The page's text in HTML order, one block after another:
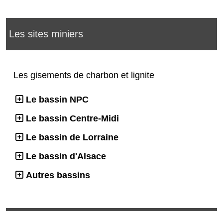
Les sites miniers
Les gisements de charbon et lignite
Le bassin NPC
Le bassin Centre-Midi
Le bassin de Lorraine
Le bassin d'Alsace
Autres bassins